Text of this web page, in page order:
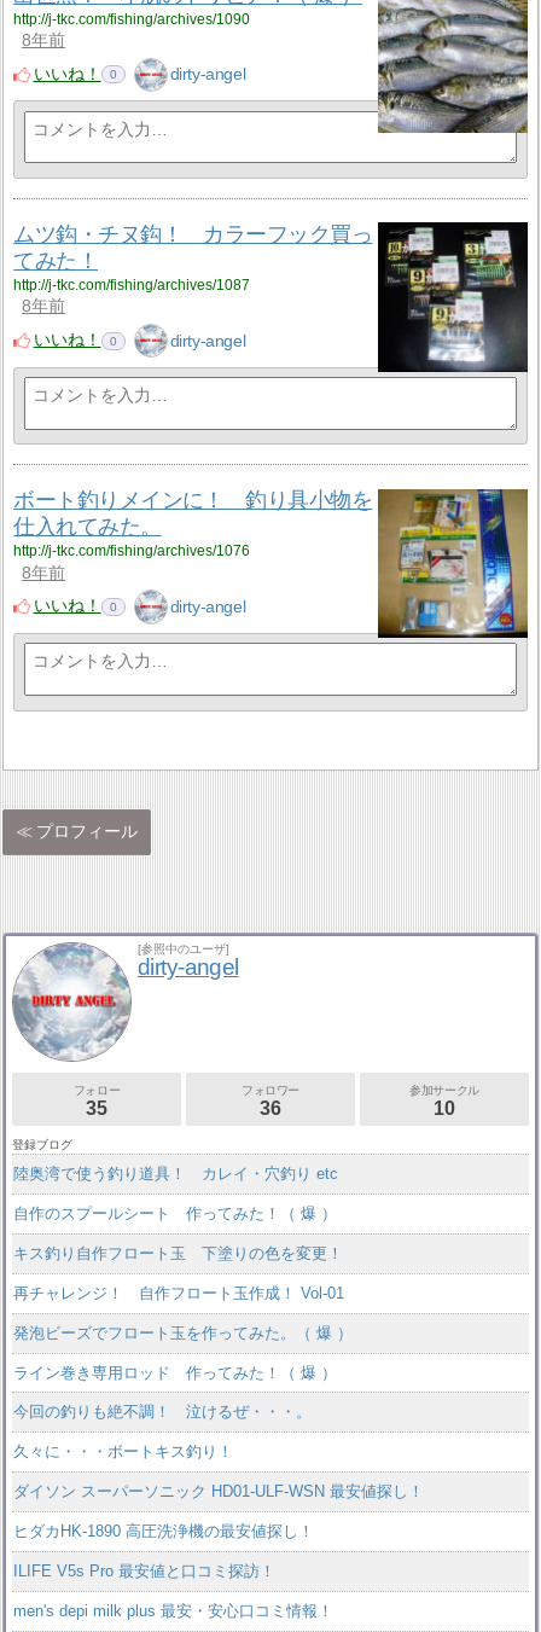
http://j-tkc.com/fishing/archives/1090
8年前
いいね！
0 dirty-angel
ムツ鈎・チヌ鈎！ カラーフック買っ
てみた！
http://j-tkc.com/fishing/archives/1087
8年前
いいね！
0 dirty-angel
ボート釣りメインに！ 釣り具小物を
仕入れてみた。
http://j-tkc.com/fishing/archives/1076
8年前
いいね！
0 dirty-angel
プロフィール
[参照中のユーザ]
dirty-angel
フォロー
35
フォロワー
36
参加サークル
10
登録ブログ
陸奥湾で使う釣り道具！ カレイ・穴釣り etc
自作のスプールシート 作ってみた！（ 爆 ）
キス釣り自作フロート玉 下塗りの色を変更！
再チャレンジ！ 自作フロート玉作成！ Vol-01
発泡ビーズでフロート玉を作ってみた。（ 爆 ）
ライン巻き専用ロッド 作ってみた！（ 爆 ）
今回の釣りも絶不調！ 泣けるぜ・・・。
久々に・・・ボートキス釣り！
ダイソン スーパーソニック HD01-ULF-WSN 最安値探し！
ヒダカHK-1890 高圧洗浄機の最安値探し！
ILIFE V5s Pro 最安値と口コミ探訪！
men's depi milk plus 最安・安心口コミ情報！